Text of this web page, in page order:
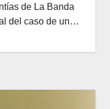
de La Banda
del caso de un…